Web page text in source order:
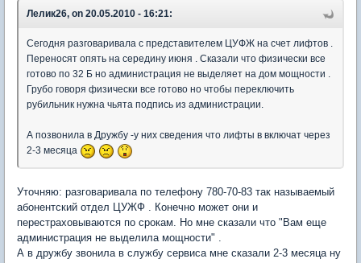
Лелик26, on 20.05.2010 - 16:21:
Сегодня разговаривала с представителем ЦУФЖ на счет лифтов .
Переносят опять на середину июня . Сказали что физически все
готово по 32 Б но администрация не выделяет на дом мощности .
Грубо говоря физически все готово но чтобы переключить
рубильник нужна чьята подпись из администрации.
А позвонила в Дружбу -у них сведения что лифты в включат через
2-3 месяца
Уточняю: разговаривала по телефону 780-70-83 так называемый
абонентский отдел ЦУЖФ . Конечно может они и
перестраховываются по срокам. Но мне сказали что "Вам еще
администрация не выделила мощности" .
А в дружбу звонила в службу сервиса мне сказали 2-3 месяца ну